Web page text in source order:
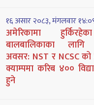
१६ असार २०८३, मंगलवार
अमेरिकामा
बालबालिकाका लागि
अवसर: NST र NCSC
क्याम्पमा करिब ४००
हुने